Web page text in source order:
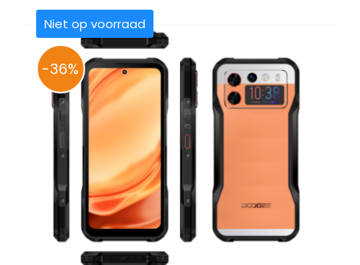
Niet op voorraad
-36%